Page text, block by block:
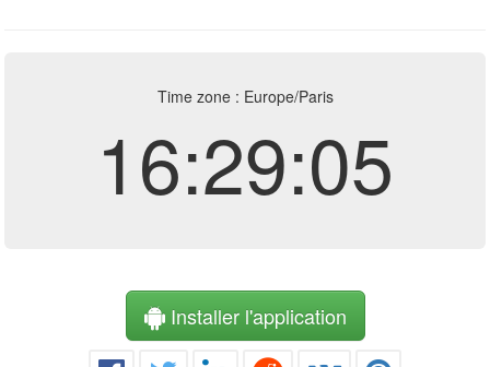
Time zone : Europe/Paris
16:29:05
Installer l'application